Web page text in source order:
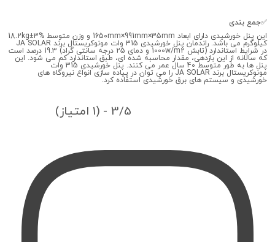
✅جمع بندی
این پنل خورشیدی دارای ابعاد 1650mm×991mm×35mm و وزن متوسط ​​18.2kg±3%
کیلوگرم می باشد. راندمان پنل خورشیدی 315 وات مونوکریستال برند JA SOLAR
در شرایط استاندارد (تابش 1000w/m2 و دمای 25 درجه سانتی گراد) 19.3 درصد است
که سالانه از این بازدهی، مقدار محاسبه شده ای، طبق استاندارد کم می شود. این
پنل ها به طور متوسط ​​40 سال عمر می کنند. پنل خورشیدی 315 وات
مونوکریستال برند JA SOLAR را می توان در پیاده سازی انواع نیروگاه های
خورشیدی و سیستم های برق خورشیدی استفاده کرد.
3/5 - (1 امتیاز)